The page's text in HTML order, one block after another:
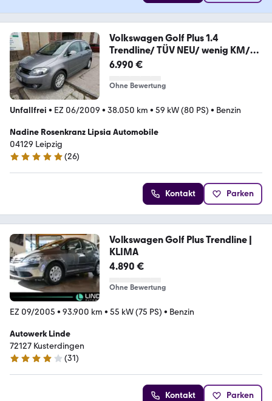
Volkswagen Golf Plus 1.4
Trendline/ TÜV NEU/ wenig KM/
1.Ha
6.990 €
Ohne Bewertung
Unfallfrei • EZ 06/2009 • 38.050 km • 59 kW (80 PS) • Benzin
Nadine Rosenkranz Lipsia Automobile
04129 Leipzig
5 Sterne
(26)
Kontakt Parken
Volkswagen Golf Plus Trendline |
KLIMA
4.890 €
Ohne Bewertung
EZ 09/2005 • 93.900 km • 55 kW (75 PS) • Benzin
Autowerk Linde
72127 Kusterdingen
4.2 Sterne
(31)
Kontakt Parken